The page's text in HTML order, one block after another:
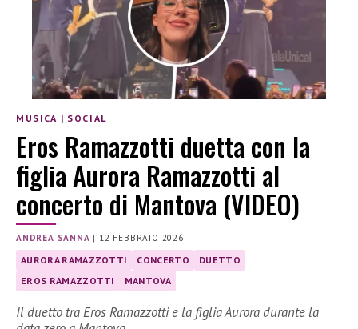
MUSICA | SOCIAL
Eros Ramazzotti duetta con la
figlia Aurora Ramazzotti al
concerto di Mantova (VIDEO)
ANDREA SANNA | 12 FEBBRAIO 2026
AURORA RAMAZZOTTI CONCERTO
DUETTO
EROS RAMAZZOTTI
MANTOVA
Il duetto tra Eros Ramazzotti e la figlia Aurora durante la